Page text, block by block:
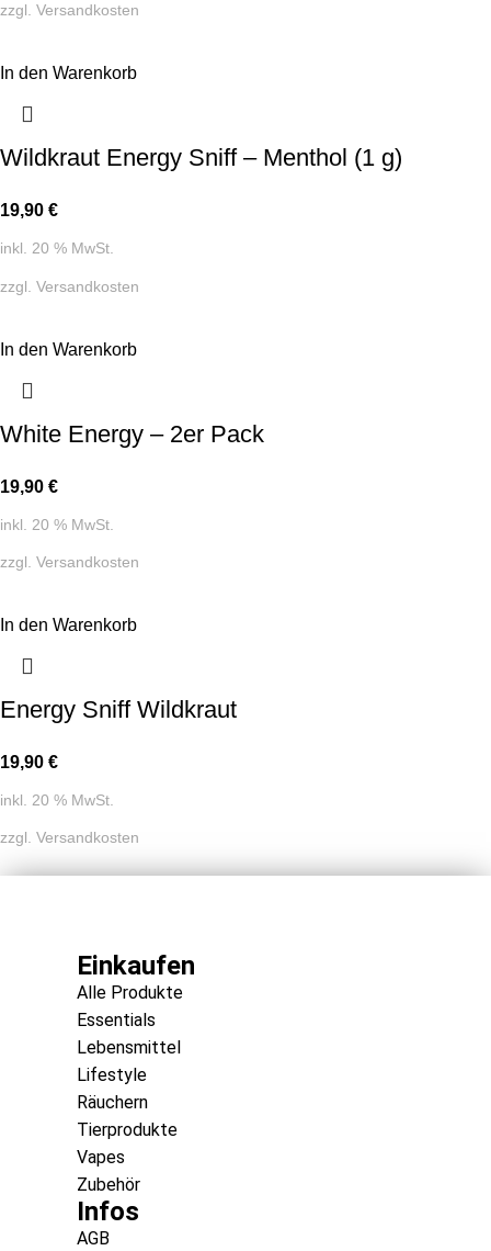
zzgl. Versandkosten
In den Warenkorb
Wildkraut Energy Sniff – Menthol (1 g)
19,90 €
inkl. 20 % MwSt.
zzgl. Versandkosten
In den Warenkorb
White Energy – 2er Pack
19,90 €
inkl. 20 % MwSt.
zzgl. Versandkosten
In den Warenkorb
Energy Sniff Wildkraut
19,90 €
inkl. 20 % MwSt.
zzgl. Versandkosten
Einkaufen
Alle Produkte
Essentials
Lebensmittel
Lifestyle
Räuchern
Tierprodukte
Vapes
Zubehör
Infos
AGB